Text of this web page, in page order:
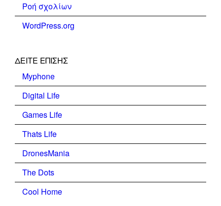
Ροή σχολίων
WordPress.org
ΔΕΊΤΕ ΕΠΊΣΗΣ
Myphone
Digital Life
Games Life
Thats Life
DronesMania
The Dots
Cool Home